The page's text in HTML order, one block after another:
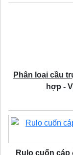
Phân loại cầu
hợp -
Rulo cuốn cáp